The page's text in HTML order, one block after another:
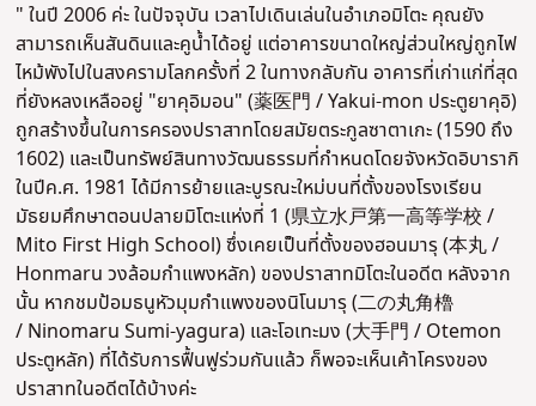
" ในปี 2006 ค่ะ ในปัจจุบัน เวลาไปเดินเล่นในอำเภอมิโตะ คุณยัง
สามารถเห็นสันดินและคูน้ำได้อยู่ แต่อาคารขนาดใหญ่ส่วนใหญ่ถูกไฟ
ไหม้พังไปในสงครามโลกครั้งที่ 2 ในทางกลับกัน อาคารที่เก่าแก่ที่สุด
ที่ยังหลงเหลืออยู่ "ยาคุอิมอน" (薬医門 / Yakui-mon ประตูยาคุอิ)
ถูกสร้างขึ้นในการครองปราสาทโดยสมัยตระกูลซาตาเกะ (1590 ถึง
1602) และเป็นทรัพย์สินทางวัฒนธรรมที่กำหนดโดยจังหวัดอิบารากิ
ในปีค.ศ. 1981 ได้มีการย้ายและบูรณะใหม่บนที่ตั้งของโรงเรียน
มัธยมศึกษาตอนปลายมิโตะแห่งที่ 1 (県立水戸第一高等学校 /
Mito First High School) ซึ่งเคยเป็นที่ตั้งของฮอนมารุ (本丸 /
Honmaru วงล้อมกำแพงหลัก) ของปราสาทมิโตะในอดีต หลังจาก
นั้น หากชมป้อมธนูหัวมุมกำแพงของนิโนมารุ (二の丸角櫓
/ Ninomaru Sumi-yagura) และโอเทะมง (大手門 / Otemon
ประตูหลัก) ที่ได้รับการฟื้นฟูร่วมกันแล้ว ก็พอจะเห็นเค้าโครงของ
ปราสาทในอดีตได้บ้างค่ะ